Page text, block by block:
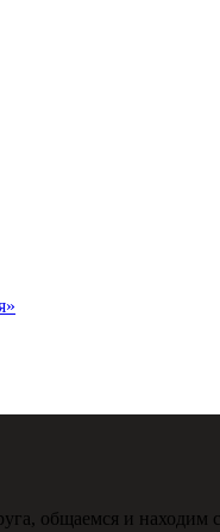
общаемся и находим